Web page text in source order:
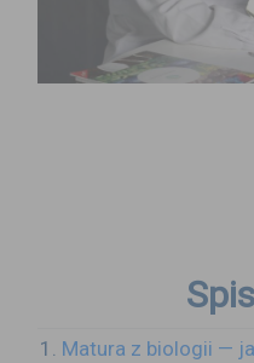
Matura z biologii —